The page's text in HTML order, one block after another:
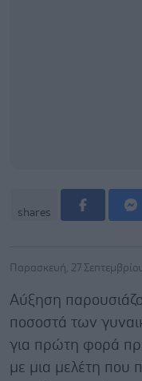
shares
Παρασκευή, 27
Αύξηση
ποσοστά των
για πρώτη φορά
με μια μελέτη που